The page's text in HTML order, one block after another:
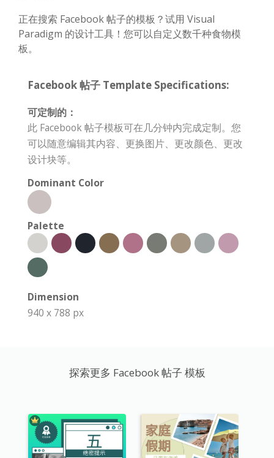
正在搜索 Facebook 帖子的模板？试用 Visual
Paradigm 的设计工具！您可以自定义数千种食物模
板。
Facebook 帖子 Template Specifications:
可定制的：
此 Facebook 帖子模板可在几分钟内完成定制。您
可以随意编辑其内容、更换图片、更改颜色、更改
设计块等。
Dominant Color
Palette
Dimension
940 x 788 px
探索更多 Facebook 帖子 模板